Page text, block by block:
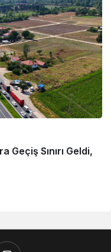
Geçiş Sınırı Geldi,